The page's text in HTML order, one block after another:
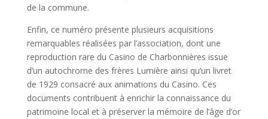
de la commune.
Enfin, ce numéro présente plusieurs acquisitions
remarquables réalisées par l’association, dont une
reproduction rare du Casino de Charbonnières issue
d’un autochrome des frères Lumière ainsi qu’un livret
de 1929 consacré aux animations du Casino. Ces
documents contribuent à enrichir la connaissance du
patrimoine local et à préserver la mémoire de l’âge d’or